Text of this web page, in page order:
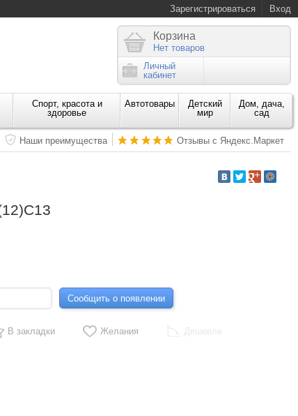
Зарегистрироваться Вход
Корзина
Нет товаров
Личный
кабинет
Спорт, красота и
здоровье
Автотовары
Детский
мир
Дом, дача,
сад
Наши преимущества Отзывы с Яндекс.Маркет
Сообщить о появлении
В закладки Желания Дешевле